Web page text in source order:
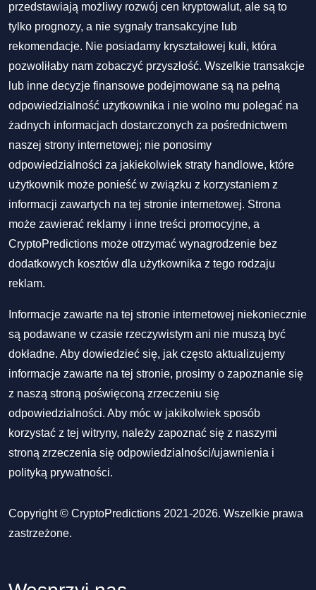
przedstawiają możliwy rozwój cen kryptowalut, ale są to
tylko prognozy, a nie sygnały transakcyjne lub
rekomendacje. Nie posiadamy kryształowej kuli, która
pozwoliłaby nam zobaczyć przyszłość. Wszelkie transakcje
lub inne decyzje finansowe podejmowane są na pełną
odpowiedzialność użytkownika i nie wolno mu polegać na
żadnych informacjach dostarczonych za pośrednictwem
naszej strony internetowej; nie ponosimy
odpowiedzialności za jakiekolwiek straty handlowe, które
użytkownik może ponieść w związku z korzystaniem z
informacji zawartych na tej stronie internetowej. Strona
może zawierać reklamy i inne treści promocyjne, a
CryptoPredictions może otrzymać wynagrodzenie bez
dodatkowych kosztów dla użytkownika z tego rodzaju
reklam.
Informacje zawarte na tej stronie internetowej niekoniecznie
są podawane w czasie rzeczywistym ani nie muszą być
dokładne. Aby dowiedzieć się, jak często aktualizujemy
informacje zawarte na tej stronie, prosimy o zapoznanie się
z naszą stroną poświęconą zrzeczeniu się
odpowiedzialności. Aby móc w jakikolwiek sposób
korzystać z tej witryny, należy zapoznać się z naszymi
stroną zrzeczenia się odpowiedzialności/ujawnienia i
polityką prywatności.
Copyright © CryptoPredictions 2021-2026. Wszelkie prawa
zastrzeżone.